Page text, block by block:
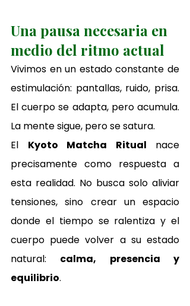
Una pausa necesaria en
medio del ritmo actual
Vivimos en un estado constante de
estimulación: pantallas, ruido, prisa.
El cuerpo se adapta, pero acumula.
La mente sigue, pero se satura.
El Kyoto Matcha Ritual nace
precisamente como respuesta a
esta realidad. No busca solo aliviar
tensiones, sino crear un espacio
donde el tiempo se ralentiza y el
cuerpo puede volver a su estado
natural: calma, presencia y
equilibrio.